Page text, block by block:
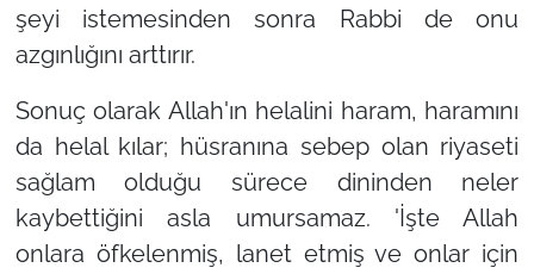
şeyi istemesinden sonra Rabbi de onu
azgınlığını arttırır.
Sonuç olarak Allah'ın helalini haram, haramını
da helal kılar; hüsranına sebep olan riyaseti
sağlam olduğu sürece dininden neler
kaybettiğini asla umursamaz. 'İşte Allah
onlara öfkelenmiş, lanet etmiş ve onlar için